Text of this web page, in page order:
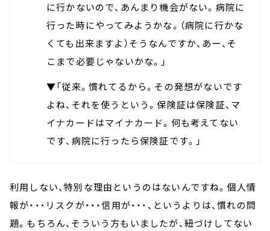
に行かないので、あんまり機会がない。病院に
行った時にやってみようかな。（病院に行かな
くても出来ますよ）そうなんですか、あー、そ
こまで必要じゃないかな。」
▼「従来。慣れてるから。その発想がないです
よね、それを使うという。保険証は保険証、マ
イナカードはマイナカード。何も考えてない
です、病院に行ったら保険証です。」
利用しない、特別な理由というのはないんですね。個人情
報が・・・リスクが・・・信用が・・・、というよりは、慣れの問
題。もちろん、そういう方もいましたが、紐づけしてない